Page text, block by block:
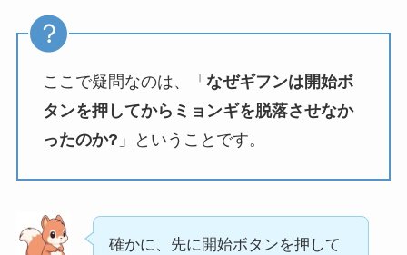
ここで疑問なのは、「 なぜギフンは開始ボ
タンを押してからミョンギを脱落させなか
ったのか? 」ということです。
確かに、先に開始ボタンを押して